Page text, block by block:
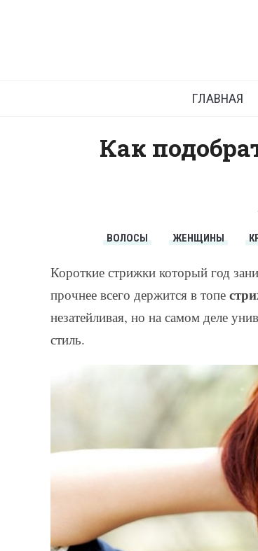
ГЛАВНАЯ
Как
ВОЛОСЫ ЖЕНЩИНЫ
Короткие стрижки который год
прочнее всего держится в топе
незатейливая, но на самом деле
стиль.